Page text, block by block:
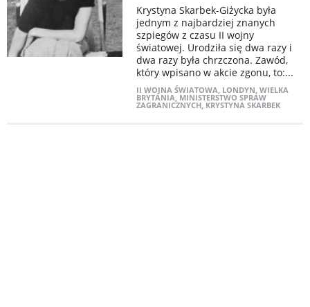
Krystyna Skarbek-Giżycka była
jednym z najbardziej znanych
szpiegów z czasu II wojny
światowej. Urodziła się dwa razy i
dwa razy była chrzczona. Zawód,
który wpisano w akcie zgonu, to:...
II WOJNA ŚWIATOWA, LONDYN, WIELKA
BRYTANIA, MINISTERSTWO SPRAW
ZAGRANICZNYCH, KRYSTYNA SKARBEK